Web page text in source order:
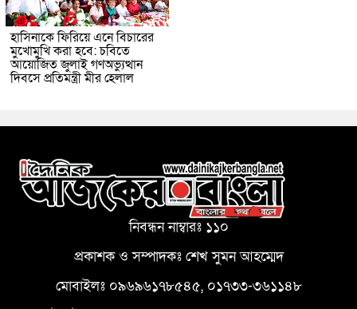
হাসিনাকে ফিরিয়ে এনে বিচারের
মুখোমুখি করা হবে: চবিতে
আয়োজিত জুলাই গণঅভ্যুত্থান
দিবসে প্রতিমন্ত্রী মীর হেলাল
নিবন্ধন নাম্বারঃ ১১০
প্রকাশক ও সম্পাদকঃ শেখ সুমন আহম্মেদ
মোবাইলঃ ০৯৬৯৬১৭৮৫৪৫, ০১৭৩৩-৩৬১১৪৮